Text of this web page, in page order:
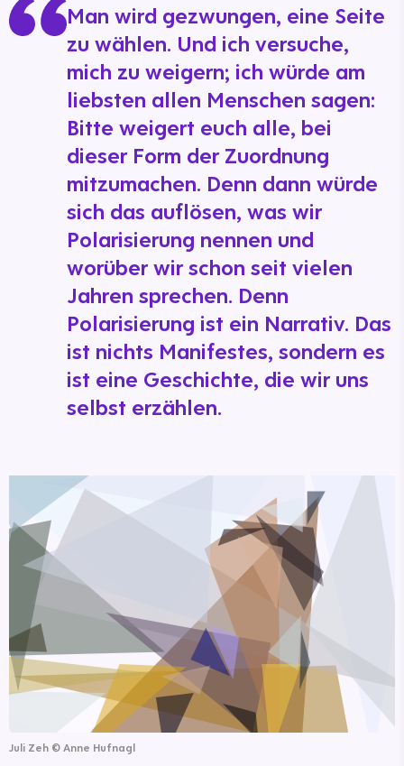
Man wird gezwungen, eine Seite
zu wählen. Und ich versuche,
mich zu weigern; ich würde am
liebsten allen Menschen sagen:
Bitte weigert euch alle, bei
dieser Form der Zuordnung
mitzumachen. Denn dann würde
sich das auflösen, was wir
Polarisierung nennen und
worüber wir schon seit vielen
Jahren sprechen. Denn
Polarisierung ist ein Narrativ. Das
ist nichts Manifestes, sondern es
ist eine Geschichte, die wir uns
selbst erzählen.
Juli Zeh © Anne Hufnagl